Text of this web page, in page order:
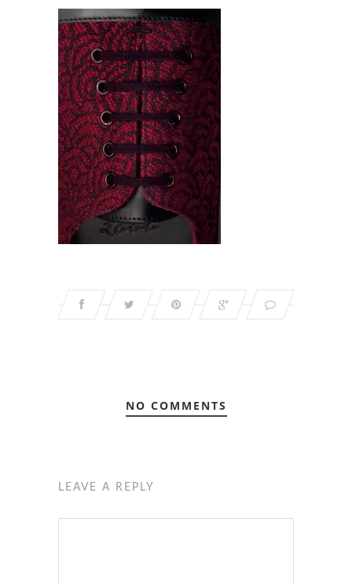
NO COMMENTS
LEAVE A REPLY